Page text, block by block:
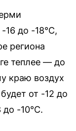
16 до -18°C,
региона
теплее — до
краю воздух
от -12 до
-10°C.